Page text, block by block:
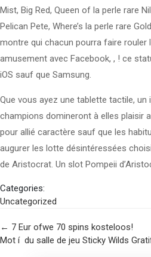
Mist, Big Red, Queen of la perle rare
Pelican Pete, Where’s la perle rare
montre qui chacun pourra faire
amusement avec Facebook, , ! ce
iOS sauf que Samsung.
Que vous ayez une tablette tactile,
champions domineront à elles plaisir
pour allié caractère sauf que les
augurer les lotte désintéressées
de Aristocrat. Un slot Pompeii
Categories:
Uncategorized
Post
← 7 Eur ofwe 70 spins kosteloos!
Mot í du salle de jeu Sticky Wilds